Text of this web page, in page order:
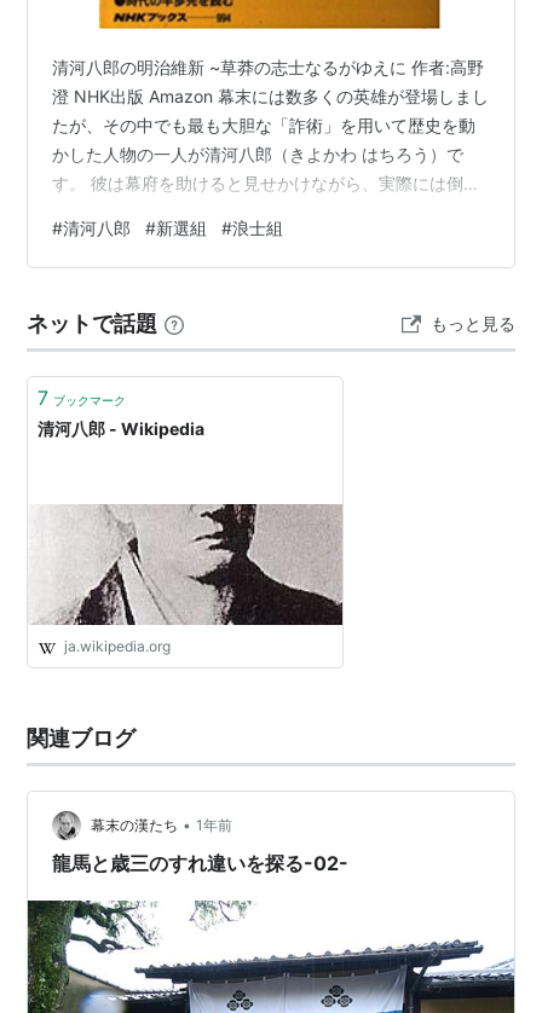
契機に、清河塾に憂国の士が集まりだす。
同年、八郎を盟主として虎尾の会結成。発起人は山岡鉄
太郎（鉄舟）他15名。横浜外国人居留地を焼き討ちし、
尊王攘夷の精神を鼓舞し、倒幕の計画をたてたが、この
密計が幕府の知るところとなる。しかも文久元年には八
郎に罵詈雑言を浴びせてきた者を斬り捨てたため、幕府
に追われる立場となっていた。
を遊説してまわり尊攘倒幕の内約をとりつけにまわっ
た。
その後、松平春嶽（幕府政事総裁）に急務三策（1. 攘夷
の断行、2. 大赦の発令、3. 天下の英材の教育）を上書
抜いた。
文久3年（1863年）2月23日、将軍徳川家茂上洛のさ
い、その前衛として八郎は盟主として浪士組を率いて京
都へ出発。京都に到着した夜、八郎は浪士を壬生の新徳
三、芹沢鴨らであった（鵜殿鳩翁が浪士組隊士の殿内義
の取りまとめを依頼し、根岸友山、芹沢鴨、近藤勇らが
残留し八郎と袂を分かつ、彼らは壬生浪士（壬生浪）と
得た八郎は翌日、朝廷に建白書の受納を願い出て幸運に
も受理された。
このような浪士組の動静に不安を抱いた幕府は浪士組を
清河八郎の明治維新 ~草莽の志士なるがゆえに 作者:高野
澄 NHK出版 Amazon 幕末には数多くの英雄が登場しまし
たが、その中でも最も大胆な「詐術」を用いて歴史を動
かした人物の一人が清河八郎（きよかわ はちろう）で
す。 彼は幕府を助けると見せかけながら、実際には倒幕
誕生したのが、日本史上最も有名な剣客集団・新選組だ
ったのです。 尊王攘夷を目指した男 清河八郎は出羽国庄
物で、江戸では多くの志士と交流を持ち、やがて「尊王
攘夷」、すなわち天皇を中心とした政治を実現し、外国
#清河八郎 #新選組 #浪士組
ネットで話題 もっと見る
7 ブックマーク
清河八郎 - Wikipedia
ja.wikipedia.org
関連ブログ
幕末の漢たち • 1年前
龍馬と歳三のすれ違いを探る-02-